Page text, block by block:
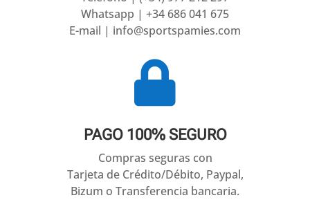
Whatsapp | +34 686 041 675
E-mail | info@sportspamies.com

PAGO 100% SEGURO
Compras seguras con
Tarjeta de Crédito/Débito, Paypal,
Bizum o Transferencia bancaria.